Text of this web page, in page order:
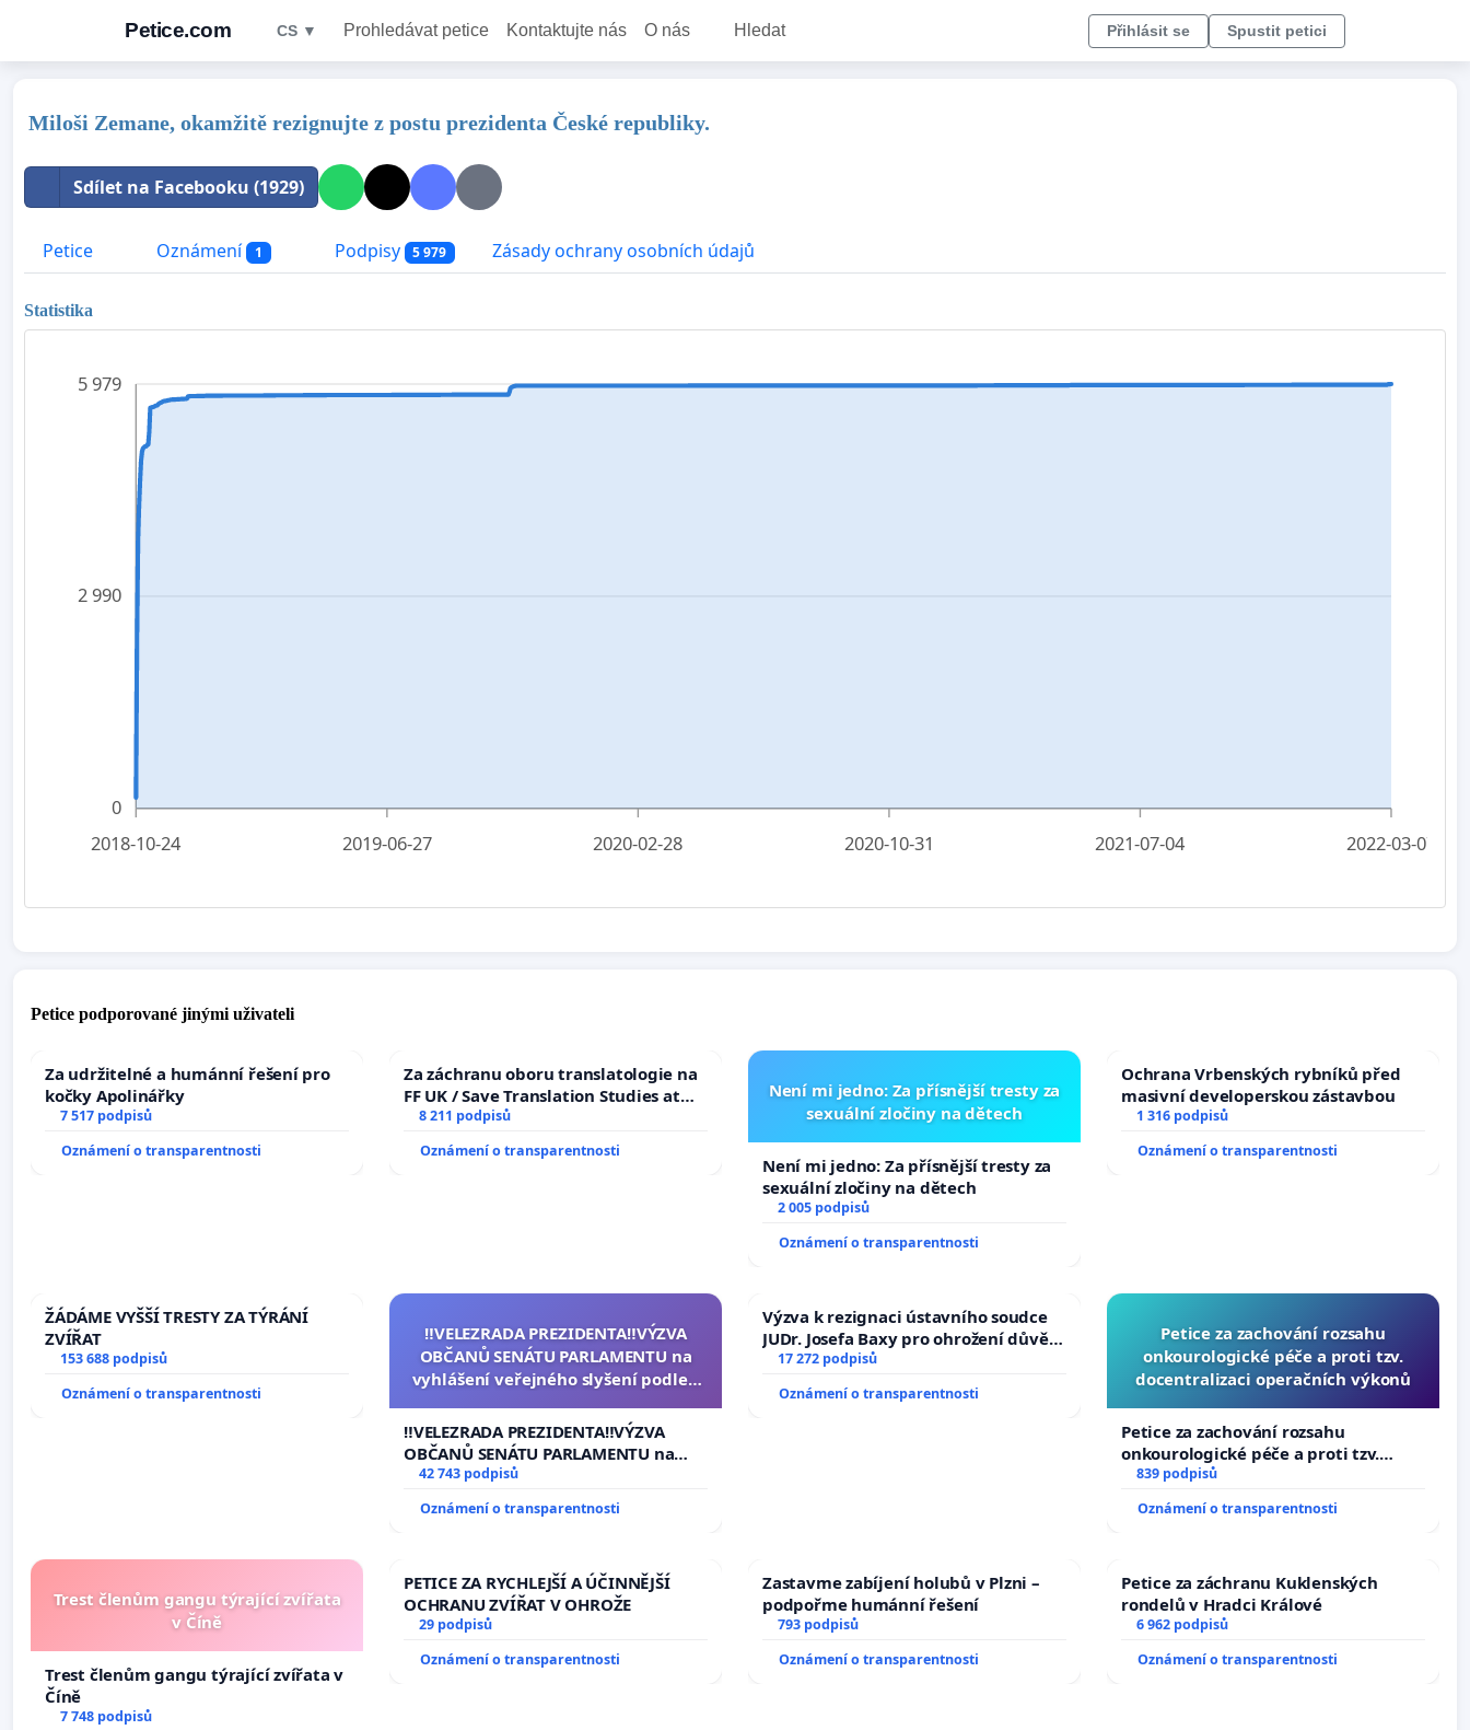
Petice.com CS ▼ Prohledávat petice Kontaktujte nás O nás Hledat Přihlásit se Spustit petici
Miloši Zemane, okamžitě rezignujte z postu prezidenta České republiky.
Sdílet na Facebooku (1929)
Petice Oznámení 1 Podpisy 5 979 Zásady ochrany osobních údajů
Statistika
0
2 990
5 979
2018-10-24 2019-06-27 2020-02-28 2020-10-31 2021-07-04 2022-03-07
Petice podporované jinými uživateli
Za udržitelné a humánní řešení pro
kočky Apolinářky
7 517 podpisů
Oznámení o transparentnosti
Za záchranu oboru translatologie na
FF UK / Save Translation Studies at
the Faculty of Arts, Charles
University
8 211 podpisů
Oznámení o transparentnosti
Není mi jedno: Za přísnější tresty za
sexuální zločiny na dětech
Není mi jedno: Za přísnější tresty za
sexuální zločiny na dětech
2 005 podpisů
Oznámení o transparentnosti
Ochrana Vrbenských rybníků před
masivní developerskou zástavbou
1 316 podpisů
Oznámení o transparentnosti
ŽÁDÁME VYŠŠÍ TRESTY ZA TÝRÁNÍ
ZVÍŘAT
153 688 podpisů
Oznámení o transparentnosti
‼️VELEZRADA PREZIDENTA‼️VÝZVA
OBČANŮ SENÁTU PARLAMENTU na
vyhlášení veřejného slyšení podle §
na přijetí usnesení k podání ústavní
žaloby na prezidenta republiky
‼️VELEZRADA PREZIDENTA‼️VÝZVA
OBČANŮ SENÁTU PARLAMENTU na
vyhlášení veřejného slyšení podle §
144 jednacího řádu Senátu k návrhu
na přijetí usnesení k podání ústavní
42 743 podpisů
Oznámení o transparentnosti
Výzva k rezignaci ústavního soudce
JUDr. Josefa Baxy pro ohrožení důvěry
ve spravedlivý proces
17 272 podpisů
Oznámení o transparentnosti
Petice za zachování rozsahu
onkourologické péče a proti tzv.
docentralizaci operačních výkonů
Petice za zachování rozsahu
onkourologické péče a proti tzv.
docentralizaci operačních výkonů
839 podpisů
Oznámení o transparentnosti
Trest členům gangu týrající zvířata
v Číně
Trest členům gangu týrající zvířata v
Číně
7 748 podpisů
PETICE ZA RYCHLEJŠÍ A ÚČINNĚJŠÍ
OCHRANU ZVÍŘAT V OHROŽE
29 podpisů
Oznámení o transparentnosti
Zastavme zabíjení holubů v Plzni –
podpořme humánní řešení
793 podpisů
Oznámení o transparentnosti
Petice za záchranu Kuklenských
rondelů v Hradci Králové
6 962 podpisů
Oznámení o transparentnosti